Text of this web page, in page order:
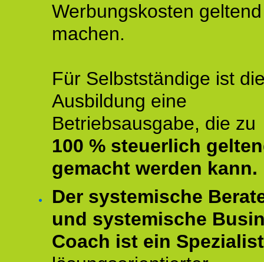
Werbungskosten geltend
machen.
Für Selbstständige ist
Ausbildung eine
Betriebsausgabe, die zu
100 % steuerlich
gemacht werden kann.
Der systemische
und systemische
Coach ist ein